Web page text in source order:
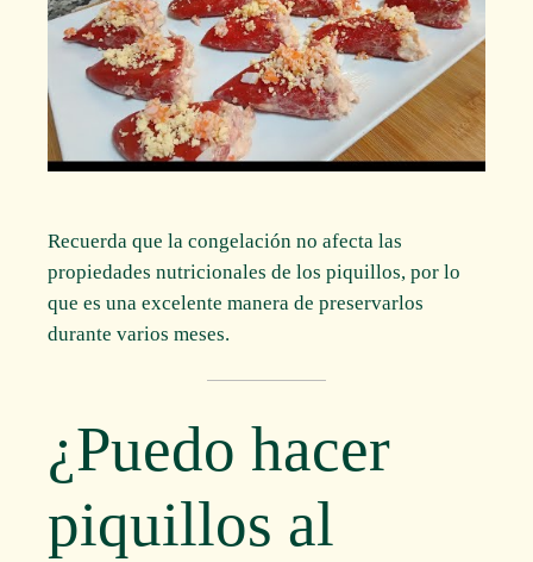
Recuerda que la congelación no afecta las
propiedades nutricionales de los piquillos, por lo
que es una excelente manera de preservarlos
durante varios meses.
¿Puedo hacer
piquillos al